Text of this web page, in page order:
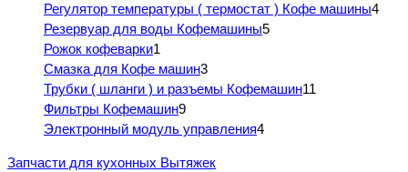
Регулятор температуры ( термостат ) Кофе машины4
Резервуар для воды Кофемашины5
Рожок кофеварки1
Смазка для Кофе машин3
Трубки ( шланги ) и разъемы Кофемашин11
Фильтры Кофемашин9
Электронный модуль управления4
Запчасти для кухонных Вытяжек